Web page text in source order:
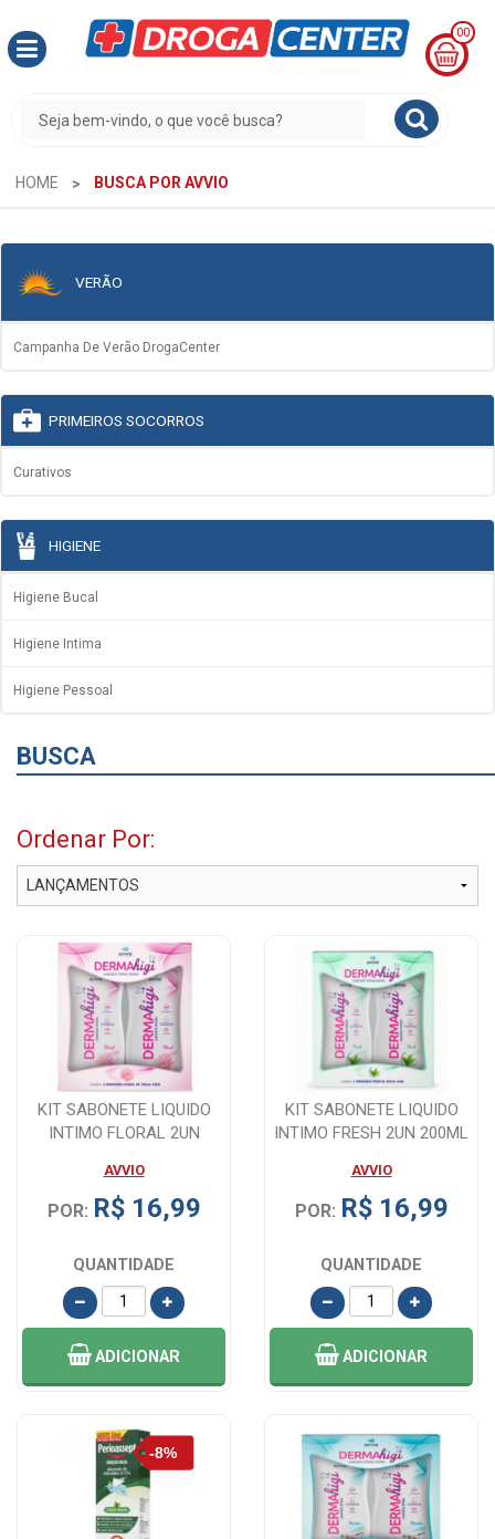
00
CESTA
R$
0,00
HOME BUSCA POR AVVIO
VERÃO
Campanha De Verão DrogaCenter
PRIMEIROS SOCORROS
Curativos
HIGIENE
Higiene Bucal
Higiene Intima
Higiene Pessoal
BUSCA
Ordenar Por:
KIT SABONETE LIQUIDO
INTIMO FLORAL 2UN
AVVIO
POR: R$ 16,99
QUANTIDADE
ADICIONAR
KIT SABONETE LIQUIDO
INTIMO FRESH 2UN 200ML
AVVIO
POR: R$ 16,99
QUANTIDADE
ADICIONAR